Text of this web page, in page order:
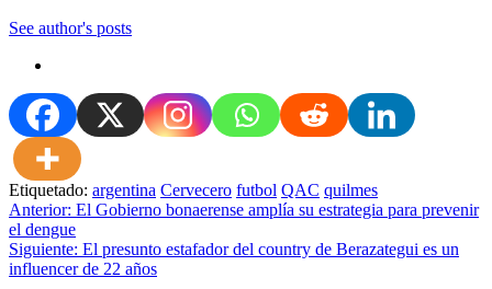
See author's posts
Etiquetado: argentina Cervecero futbol QAC quilmes
Navegación
de
entradas
Anterior: El Gobierno bonaerense amplía su estrategia para prevenir
el dengue
Siguiente: El presunto estafador del country de Berazategui es un
influencer de 22 años